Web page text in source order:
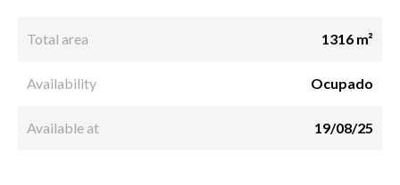
Total area 1316 m²
Availability Ocupado
Available at 19/08/25